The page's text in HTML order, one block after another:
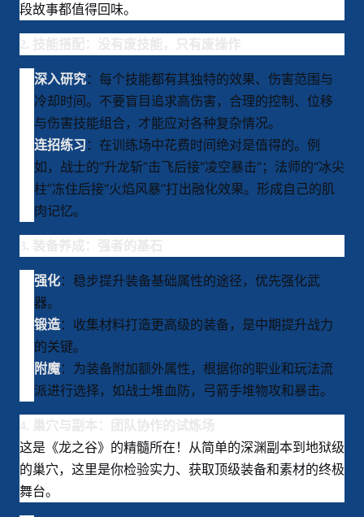
段故事都值得回味。
深入研究：每个技能都有其独特的效果、伤害范围与
冷却时间。不要盲目追求高伤害，合理的控制、位移
与伤害技能组合，才能应对各种复杂情况。
连招练习 ：在训练场中花费时间绝对是值得的。例
如，战士的“升龙斩”击飞后接“凌空暴击”；法师的“冰尖
柱”冻住后接“火焰风暴”打出融化效果。形成自己的肌
肉记忆。
强化：稳步提升装备基础属性的途径，优先强化武
器。
锻造：收集材料打造更高级的装备，是中期提升战力
的关键。
附魔：为装备附加额外属性，根据你的职业和玩法流
派进行选择，如战士堆血防，弓箭手堆物攻和暴击。
这是《龙之谷》的精髓所在！从简单的深渊副本到地狱级
的巢穴，这里是你检验实力、获取顶级装备和素材的终极
舞台。